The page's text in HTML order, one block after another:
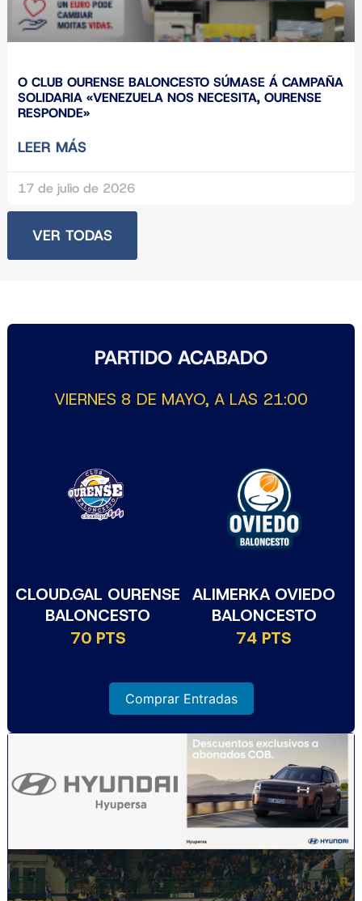
O CLUB OURENSE BALONCESTO SÚMASE Á CAMPAÑA
SOLIDARIA «VENEZUELA NOS NECESITA, OURENSE
RESPONDE»
LEER MÁS
17 de julio de 2026
VER TODAS
PARTIDO ACABADO
VIERNES 8 DE MAYO, A LAS 21:00
CLOUD.GAL OURENSE
BALONCESTO
70 PTS
ALIMERKA OVIEDO
BALONCESTO
74 PTS
Comprar Entradas